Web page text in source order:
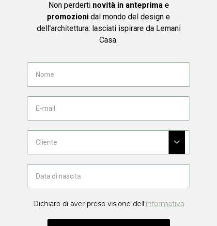
Non perderti novità in anteprimae
promozioni dal mondo del design e
dell'architettura: lasciati ispirare da Lemani
Casa.
Dichiaro di aver preso visione dell'informativa